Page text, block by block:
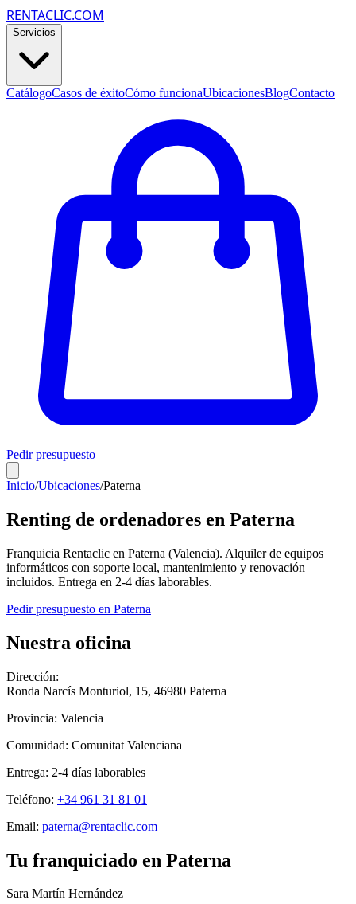
RENTACLIC.COM
Servicios
CatálogoCasos de éxitoCómo funcionaUbicacionesBlogContacto
Pedir presupuesto
Inicio/Ubicaciones/Paterna
Renting de ordenadores en Paterna
Franquicia Rentaclic en Paterna (Valencia). Alquiler de equipos
informáticos con soporte local, mantenimiento y renovación
incluidos. Entrega en 2-4 días laborables.
Pedir presupuesto en Paterna
Nuestra oficina
Dirección:
Ronda Narcís Monturiol, 15, 46980 Paterna
Provincia: Valencia
Comunidad: Comunitat Valenciana
Entrega: 2-4 días laborables
Teléfono: +34 961 31 81 01
Email: paterna@rentaclic.com
Tu franquiciado en Paterna
Sara Martín Hernández